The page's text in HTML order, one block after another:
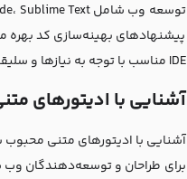
پیشنهادهای بهینه‌سازی کد بهره
IDE مناسب با توجه به نیازها و سلیقه شخصی، گام اول در مسیر یادگیری طراحی وب به صورت خودآموز است.
آشنایی با ادیتورهای
آشنایی با ادیتورهای متنی محبوب